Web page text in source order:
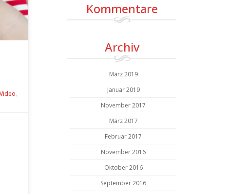
Video,
Kommentare
Archiv
März 2019
Januar 2019
November 2017
März 2017
Februar 2017
November 2016
Oktober 2016
September 2016